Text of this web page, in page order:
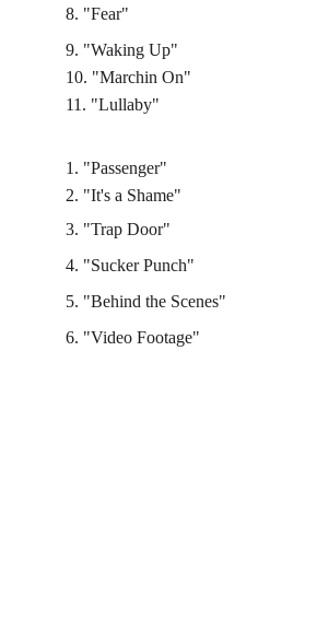
8. "Fear"
9. "Waking Up"
10. "Marchin On"
11. "Lullaby"
1. "Passenger"
2. "It's a Shame"
3. "Trap Door"
4. "Sucker Punch"
5. "Behind the Scenes"
6. "Video Footage"